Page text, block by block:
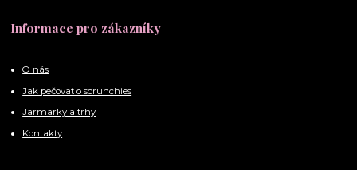
Informace pro zákazníky
O nás
Jak pečovat o scrunchies
Jarmarky a trhy
Kontakty